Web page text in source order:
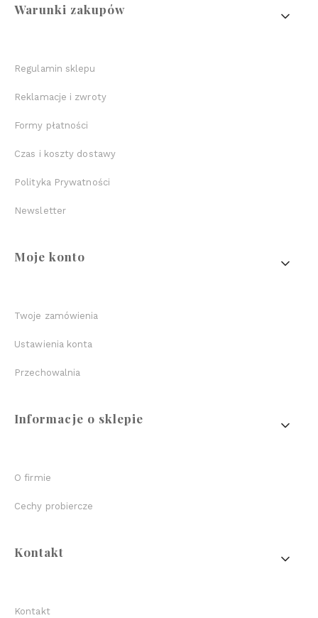
Linki w stopce
Warunki zakupów
Regulamin sklepu
Reklamacje i zwroty
Formy płatności
Czas i koszty dostawy
Polityka Prywatności
Newsletter
Moje konto
Twoje zamówienia
Ustawienia konta
Przechowalnia
Informacje o sklepie
O firmie
Cechy probiercze
Kontakt
Kontakt